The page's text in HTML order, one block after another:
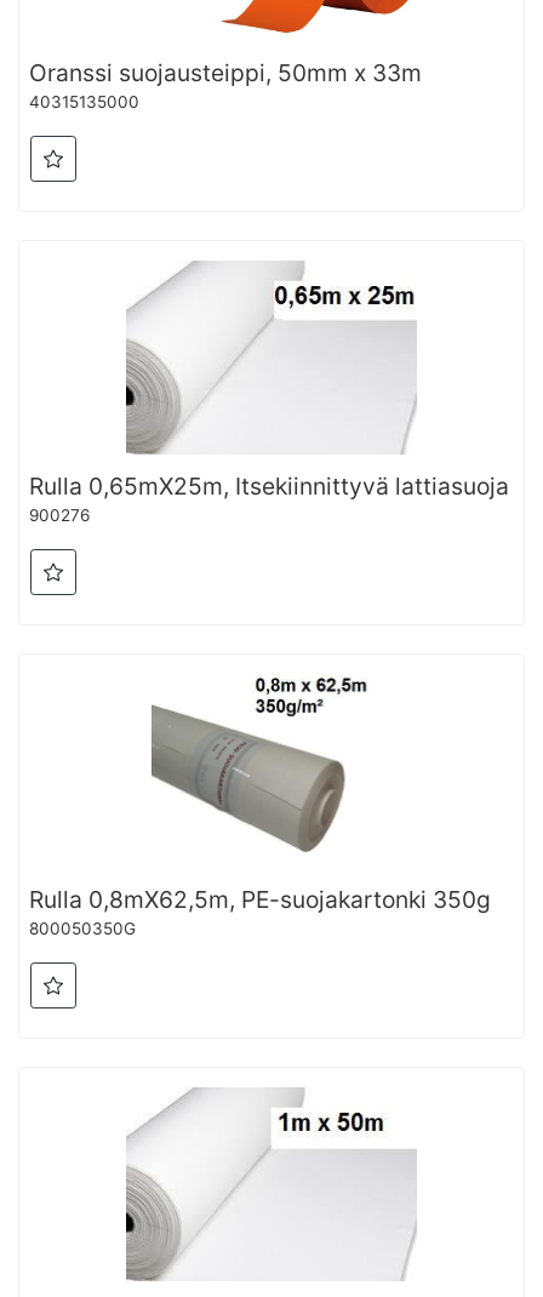
Oranssi suojausteippi, 50mm x 33m
40315135000
Rulla 0,65mX25m, Itsekiinnittyvä lattiasuoja
900276
Rulla 0,8mX62,5m, PE-suojakartonki 350g
800050350G